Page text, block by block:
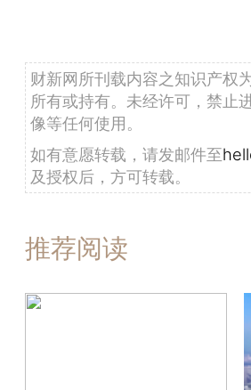
财新网所刊载内容之知识产权
所有或持有。未经许可，禁止
像等任何使用。
如有意愿转载，请发邮件至
及授权后，方可转载。
推荐阅读